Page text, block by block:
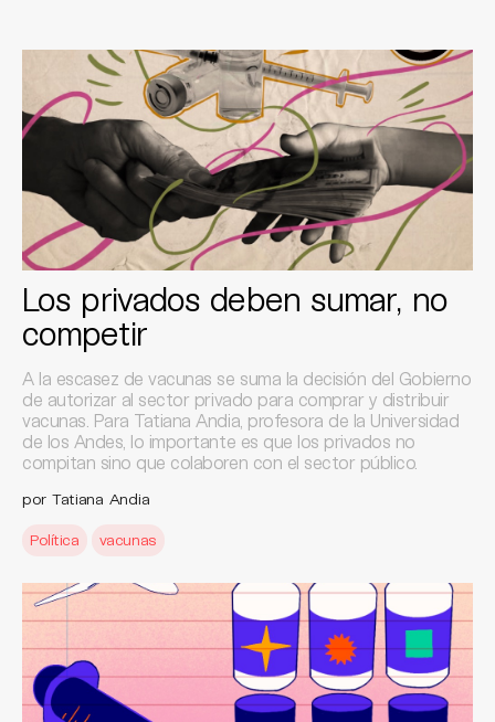
Los privados deben sumar, no
competir
A la escasez de vacunas se suma la decisión del Gobierno
de autorizar al sector privado para comprar y distribuir
vacunas. Para Tatiana Andia, profesora de la Universidad
de los Andes, lo importante es que los privados no
compitan sino que colaboren con el sector público.
por Tatiana Andia
Política vacunas